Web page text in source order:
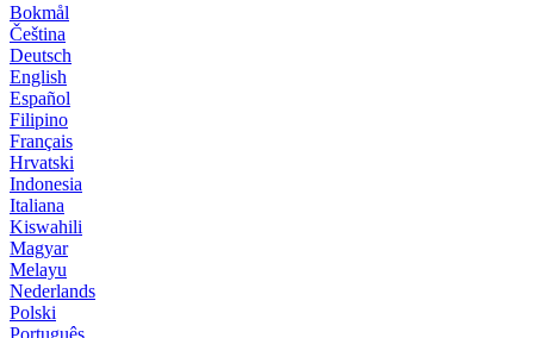
Bokmål
Čeština
Deutsch
English
Español
Filipino
Français
Hrvatski
Indonesia
Italiana
Kiswahili
Magyar
Melayu
Nederlands
Polski
Português